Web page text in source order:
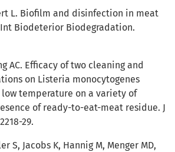
L. Biofilm and disinfection in meat
Biodeterior Biodegradation.
AC. Efficacy of two cleaning and
on Listeria monocytogenes
temperature on a variety of
of ready-to-eat-meat residue. J
29.
S, Jacobs K, Hannig M, Menger MD,